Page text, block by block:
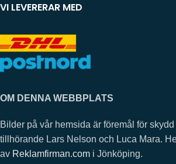
VI LEVERERAR MED
OM DENNA WEBBPLATS
Bilder på vår hemsida är föremål för
tillhörande Lars Nelson och Luca Mara.
av Reklamfirman.com i Jönköping.